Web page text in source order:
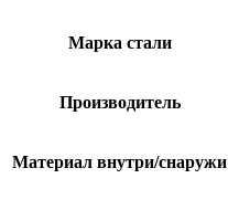
Марка стали
Производитель
Материал внутри/снаружи